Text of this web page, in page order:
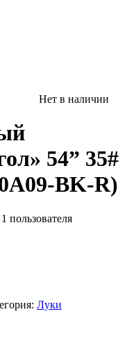
Нет в наличии
54” 35#
BK-R)
1 пользователя
Луки